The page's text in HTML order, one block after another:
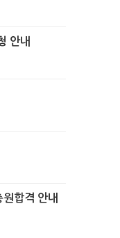
안내
합격 안내